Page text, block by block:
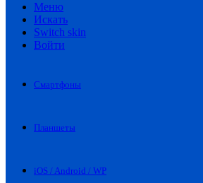
Меню
Искать
Switch skin
Войти
Смартфоны
Планшеты
iOS / Android / WP